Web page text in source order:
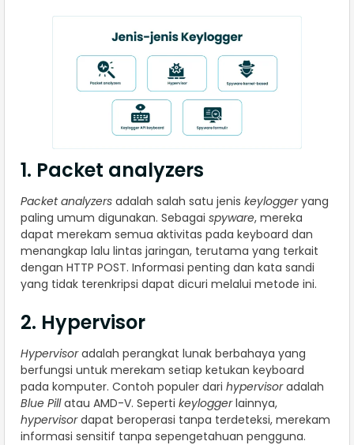
1. Packet analyzers
Packet analyzers adalah salah satu jenis keyloggeryang
paling umum digunakan. Sebagai spyware, mereka
dapat merekam semua aktivitas pada keyboard dan
menangkap lalu lintas jaringan, terutama yang terkait
dengan HTTP POST. Informasi penting dan kata sandi
yang tidak terenkripsi dapat dicuri melalui metode ini.
2. Hypervisor
Hypervisoradalah perangkat lunak berbahaya yang
berfungsi untuk merekam setiap ketukan keyboard
pada komputer. Contoh populer dari hypervisoradalah
Blue Pillatau AMD-V. Seperti keyloggerlainnya,
hypervisordapat beroperasi tanpa terdeteksi, merekam
informasi sensitif tanpa sepengetahuan pengguna.